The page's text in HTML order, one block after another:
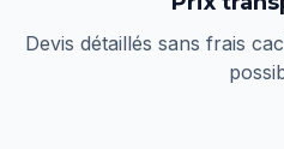
Devis détaillés sans frais